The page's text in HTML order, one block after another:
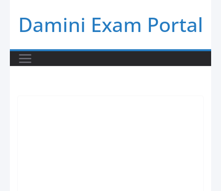
content
Damini Exam Portal